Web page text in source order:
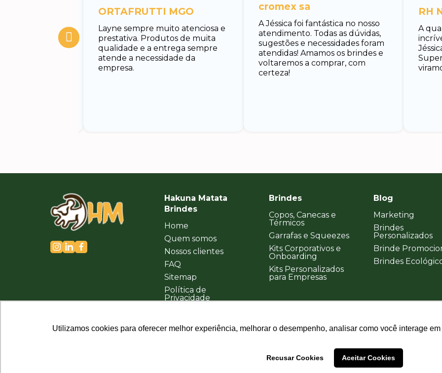
Utilizamos cookies para oferecer melhor experiência, melhorar o desempenho, analisar como você interage
Recusar Cookies Aceitar Cookies
Utilizamos cookies para oferecer melhor experiência, melhorar o desempenho, analisar como você interage
Recusar Cookies Aceitar Cookies
muito
e rápido em
Layne sempre muito atenciosa e
prestativa. Produtos de muita
qualidade e a entrega sempre
atende a necessidade da
empresa.
ORTAFRUTTI MGO
A Jéssica foi fantástica no nosso
atendimento. Todas as dúvidas,
sugestões e necessidades foram
atendidas! Amamos os brindes e
voltaremos a comprar, com
certeza!
cromex sa
A
RH
Hakuna Matata
Brindes
Home
Quem somos
Nossos clientes
FAQ
Sitemap
Política de
Privacidade
Brindes
Copos, Canecas e
Térmicos
Garrafas e Squeezes
Kits Corporativos e
Onboarding
Kits Personalizados
para Empresas
Blog
Marketing
Brindes
Personalizados
Brinde
Brindes